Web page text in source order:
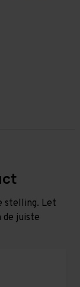
stelling. Let
de juiste